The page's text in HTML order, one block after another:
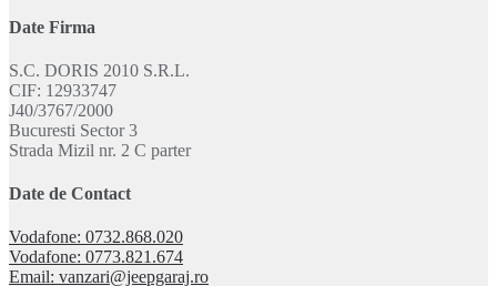
Date Firma
S.C. DORIS 2010 S.R.L.
CIF: 12933747
J40/3767/2000
Bucuresti Sector 3
Strada Mizil nr. 2 C parter
Date de Contact
Vodafone: 0732.868.020
Vodafone: 0773.821.674
Email: vanzari@jeepgaraj.ro